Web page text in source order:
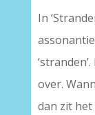
In
over.
dan zit het